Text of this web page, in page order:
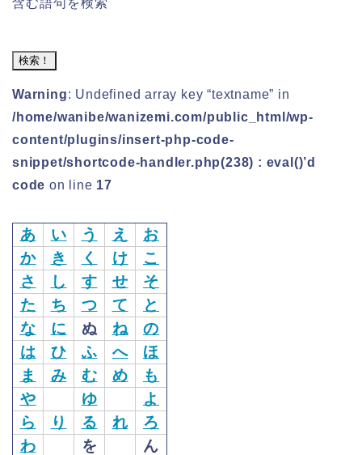
Warning: Undefined array key “textname” in
/home/wanibe/wanizemi.com/public_html/wp-
content/plugins/insert-php-code-
snippet/shortcode-handler.php(238) : eval()’d
code on line 17
あ い う え
お
か
き く け
こ
さ
し す せ
そ
た
ち つ て
と
な
に ぬ ね
の
は
ひ ふ へ
ほ
ま
み む め
も
や
ゆ
よ
ら
り る れ
ろ
わ
を
ん